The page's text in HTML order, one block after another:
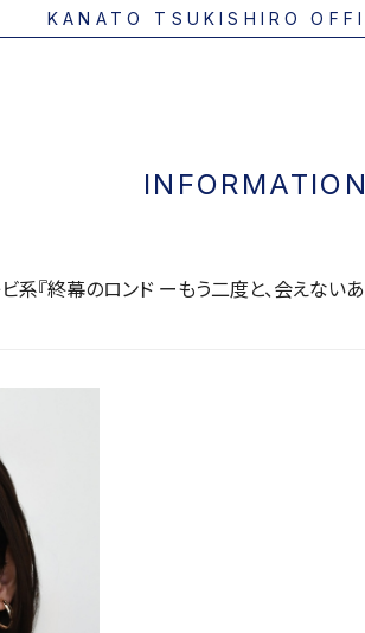
KANATO TSUKISHIRO
INFORMATION
『終幕のロンド ーもう二度と、会えない